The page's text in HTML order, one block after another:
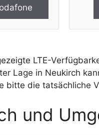
LTE-
Lage in Neukirch
bitte die tatsächliche
und